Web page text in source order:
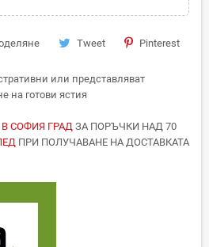
Tweet Pinterest
или представляват
на готови ястия
В СОФИЯ ГРАД ЗА ПОРЪЧКИ НАД 70
ПРИ ПОЛУЧАВАНЕ НА ДОСТАВКАТА